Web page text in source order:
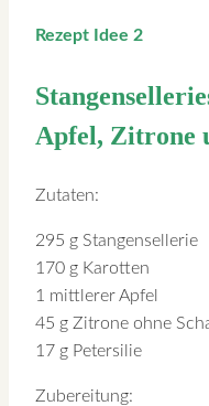
Rezept Idee 2
Apfel, Zitrone
Zutaten:
295 g Stangensellerie
170 g Karotten
1 mittlerer Apfel
45 g Zitrone ohne
17 g Petersilie
Zubereitung: